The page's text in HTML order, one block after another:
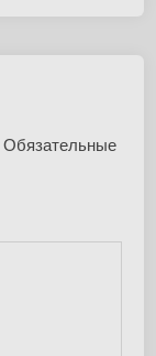
Обязательные